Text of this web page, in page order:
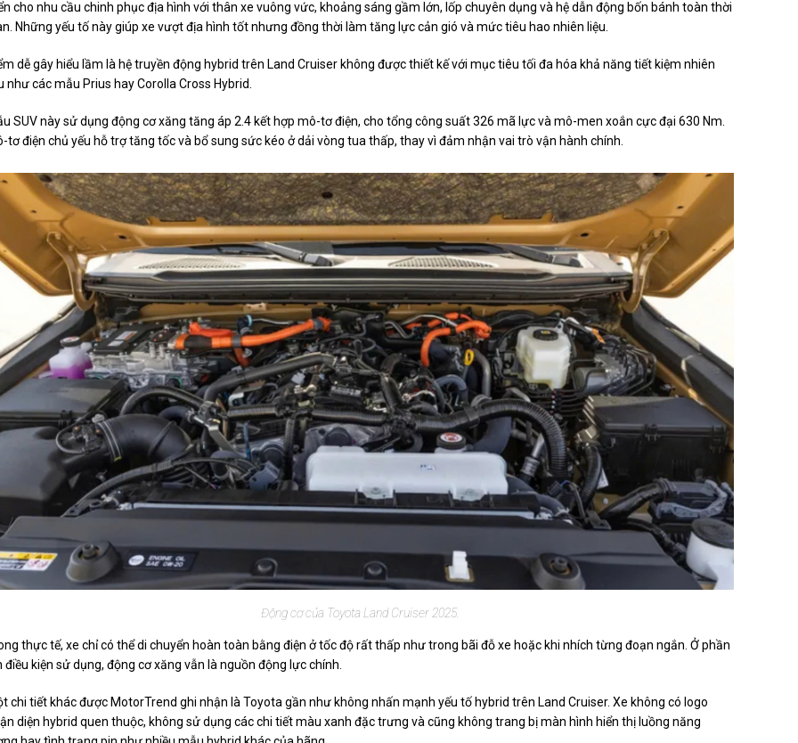
cho nhu cầu chinh phục địa hình với thân xe vuông vức, khoảng sáng gầm lớn, lốp chuyên dụng và hệ dẫn động bốn bánh toàn thời
Những yếu tố này giúp xe vượt địa hình tốt nhưng đồng thời làm tăng lực cản gió và mức tiêu hao nhiên liệu.
dễ gây hiểu lầm là hệ truyền động hybrid trên Land Cruiser không được thiết kế với mục tiêu tối đa hóa khả năng tiết kiệm nhiên
như các mẫu Prius hay Corolla Cross Hybrid.
SUV này sử dụng động cơ xăng tăng áp 2.4 kết hợp mô-tơ điện, cho tổng công suất 326 mã lực và mô-men xoắn cực đại 630 Nm.
tơ điện chủ yếu hỗ trợ tăng tốc và bổ sung sức kéo ở dải vòng tua thấp, thay vì đảm nhận vai trò vận hành chính.
Động cơ của Toyota Land Cruiser 2025.
thực tế, xe chỉ có thể di chuyển hoàn toàn bằng điện ở tốc độ rất thấp như trong bãi đỗ xe hoặc khi nhích từng đoạn ngắn. Ở phần
điều kiện sử dụng, động cơ xăng vẫn là nguồn động lực chính.
chi tiết khác được MotorTrend ghi nhận là Toyota gần như không nhấn mạnh yếu tố hybrid trên Land Cruiser. Xe không có logo
diện hybrid quen thuộc, không sử dụng các chi tiết màu xanh đặc trưng và cũng không trang bị màn hình hiển thị luồng năng